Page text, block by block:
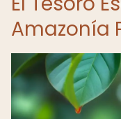
Amazonía